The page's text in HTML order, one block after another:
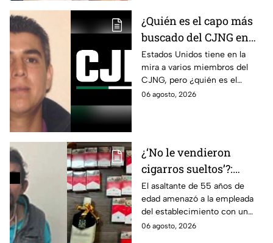
¿Quién es el capo más
buscado del CJNG en
Estados Unidos?
Estados Unidos tiene en la
mira a varios miembros del
CJNG, pero ¿quién es el
miembro más buscado por el
06 agosto, 2026
¿‘No le vendieron
cigarros sueltos’?:
Detienen a hombre tras
asaltar una tienda y
llevarse más de 30
cajetillas en Iztapalapa
El asaltante de 55 años de
edad amenazó a la empleada
del establecimiento con un
arma de fuego, llevándose
06 agosto, 2026